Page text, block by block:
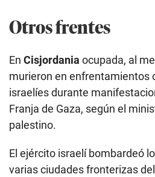
Otros frentes
En Cisjordania ocupada, al
murieron en enfrentamientos
israelíes durante
Franja de Gaza, según el
palestino.
El ejército israelí bombardeó
varias ciudades fronterizas